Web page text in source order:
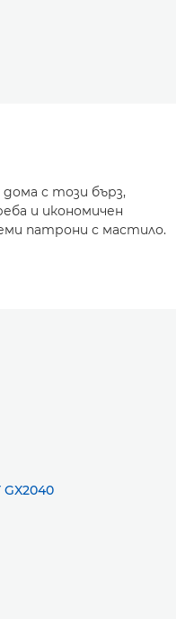
с този бърз,
и икономичен
патрони с мастило.